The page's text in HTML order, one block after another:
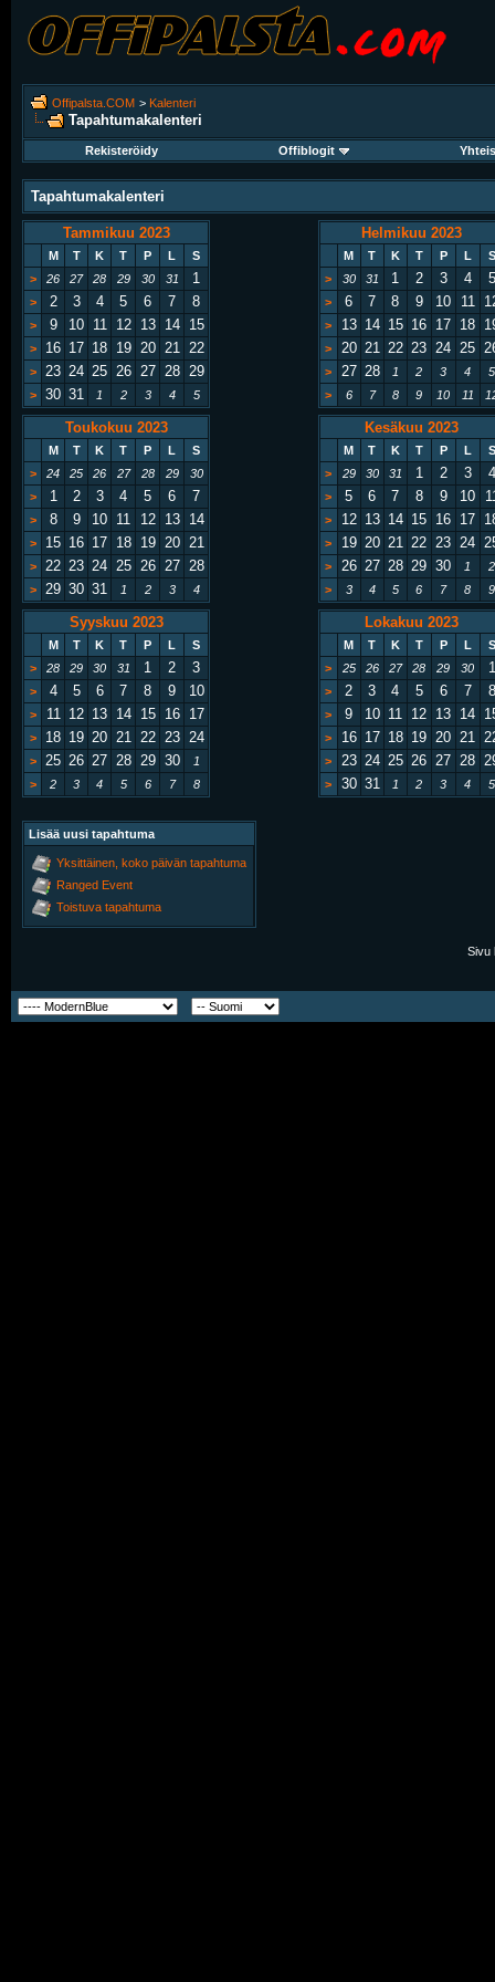
Offipalsta.COM > Kalenteri
Tapahtumakalenteri
Rekisteröidy Offiblogit
Tapahtumakalenteri
Tammikuu 2023
M T K T P L
S
>
26 27 28 29 30 31 1
> 2 3 4 5 6 7 8
> 9 10 11 12 13 14 15
> 16 17 18 19 20 21 22
> 23 24 25 26 27 28 29
> 30 31 1 2 3 4 5
Helmikuu 2023
M T K T P L
S
>
30 31 1 2 3 4 5
> 6 7 8 9 10 11
> 13 14 15 16 17 18
> 20 21 22 23 24 25
> 27 28 1 2 3 4
5
>
6 7 8 9 10 11
Toukokuu 2023
M T K T P L
S
>
24 25 26 27 28 29
30
>
1 2 3 4 5 6 7
> 8 9 10 11 12 13 14
> 15 16 17 18 19 20 21
> 22 23 24 25 26 27 28
> 29 30 31 1 2 3 4
Kesäkuu 2023
M T K T P L
S
>
29 30 31 1 2 3 4
> 5 6 7 8 9 10
> 12 13 14 15 16 17
> 19 20 21 22 23 24
> 26 27 28 29 30 1
2
>
3 4 5 6 7 8 9
Syyskuu 2023
M T K T P L
S
>
28 29 30 31 1 2 3
> 4 5 6 7 8 9 10
> 11 12 13 14 15 16 17
> 18 19 20 21 22 23 24
> 25 26 27 28 29 30
1
>
2 3 4 5 6 7 8
Lokakuu 2023
M T K T P L
S
>
25 26 27 28 29 30 1
> 2 3 4 5 6 7 8
> 9 10 11 12 13 14
> 16 17 18 19 20 21
> 23 24 25 26 27 28
> 30 31 1 2 3 4 5
Lisää uusi tapahtuma
Yksittäinen, koko päivän tapahtuma
Ranged Event
Toistuva tapahtuma
Sivu